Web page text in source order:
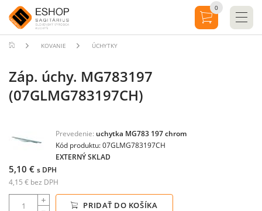
KOVANIE ÚCHYTKY
Záp. úchy. MG783197
(07GLMG783197CH)
Prevedenie: uchytka MG783 197 chrom
Kód produktu: 07GLMG783197CH
EXTERNÝ SKLAD
5,10 € s DPH
4,15 € bez DPH
PRIDAŤ DO KOŠÍKA
0